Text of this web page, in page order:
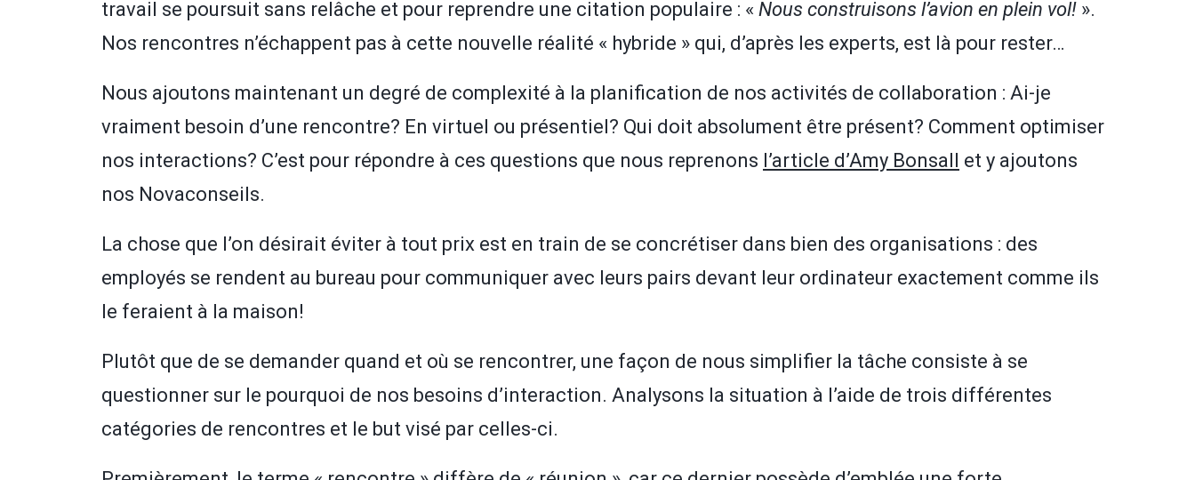
travail se poursuit sans relâche et pour reprendre une citation populaire : « Nous construisons l’avion en plein vol! ».
Nos rencontres n’échappent pas à cette nouvelle réalité « hybride » qui, d’après les experts, est là pour rester…
Nous ajoutons maintenant un degré de complexité à la planification de nos activités de collaboration : Ai-je
vraiment besoin d’une rencontre? En virtuel ou présentiel? Qui doit absolument être présent? Comment optimiser
nos interactions? C’est pour répondre à ces questions que nous reprenons l’article d’Amy Bonsall et y ajoutons
nos Novaconseils.
La chose que l’on désirait éviter à tout prix est en train de se concrétiser dans bien des organisations : des
employés se rendent au bureau pour communiquer avec leurs pairs devant leur ordinateur exactement comme ils
le feraient à la maison!
Plutôt que de se demander quand et où se rencontrer, une façon de nous simplifier la tâche consiste à se
questionner sur le pourquoi de nos besoins d’interaction. Analysons la situation à l’aide de trois différentes
catégories de rencontres et le but visé par celles-ci.